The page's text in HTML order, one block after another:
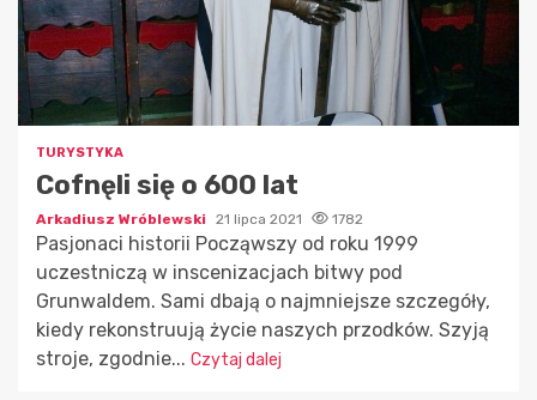
TURYSTYKA
Cofnęli się o 600 lat
Arkadiusz Wróblewski 21 lipca 2021 1782
Pasjonaci historii Począwszy od roku 1999
uczestniczą w inscenizacjach bitwy pod
Grunwaldem. Sami dbają o najmniejsze szczegóły,
kiedy rekonstruują życie naszych przodków. Szyją
stroje, zgodnie... Czytaj dalej